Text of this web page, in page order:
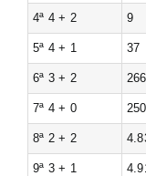
4ª 4 + 2 9
5ª 4 + 1 37
6ª 3 + 2 266
7ª 4 + 0 250
8ª 2 + 2
9ª 3 + 1